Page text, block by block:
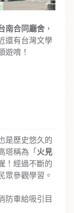
南合同廳舍 ，
還有台灣文學
遊唷！
是歷史悠久的
塔稱為「 火見
！經過不斷的
眾參觀學習。
防車給吸引目